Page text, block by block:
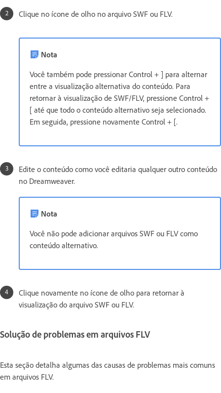
Clique no ícone de olho no arquivo SWF ou FLV.
Nota
Você também pode pressionar Control + ] para alternar
entre a visualização alternativa do conteúdo. Para
retornar à visualização de SWF/FLV, pressione Control +
[ até que todo o conteúdo alternativo seja selecionado.
Em seguida, pressione novamente Control + [.
Edite o conteúdo como você editaria qualquer outro conteúdo
no Dreamweaver.
Nota
Você não pode adicionar arquivos SWF ou FLV como
conteúdo alternativo.
Clique novamente no ícone de olho para retornar à
visualização do arquivo SWF ou FLV.
Solução de problemas em arquivos FLV
Esta seção detalha algumas das causas de problemas mais comuns
em arquivos FLV.